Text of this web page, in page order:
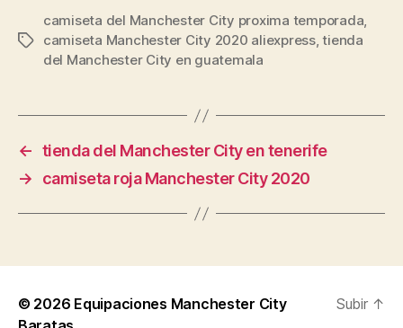
Etiquetas
camiseta del Manchester City proxima temporada,
camiseta Manchester City 2020 aliexpress,tienda
del Manchester City en guatemala
← tienda del Manchester City en tenerife
→
camiseta roja Manchester City 2020
© 2026 Equipaciones Manchester City
Subir ↑